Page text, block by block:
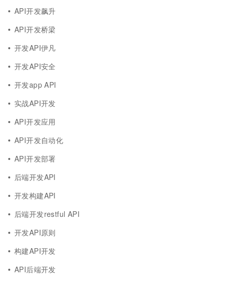
API开发飙升
API开发桥梁
开发API伊凡
开发API安全
开发app API
实战API开发
API开发应用
API开发自动化
API开发部署
后端开发API
开发构建API
后端开发restful API
开发API原则
构建API开发
API后端开发